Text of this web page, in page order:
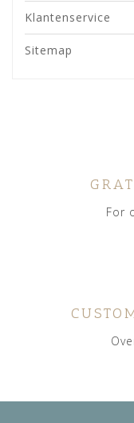
Klantenservice
Sitemap
For